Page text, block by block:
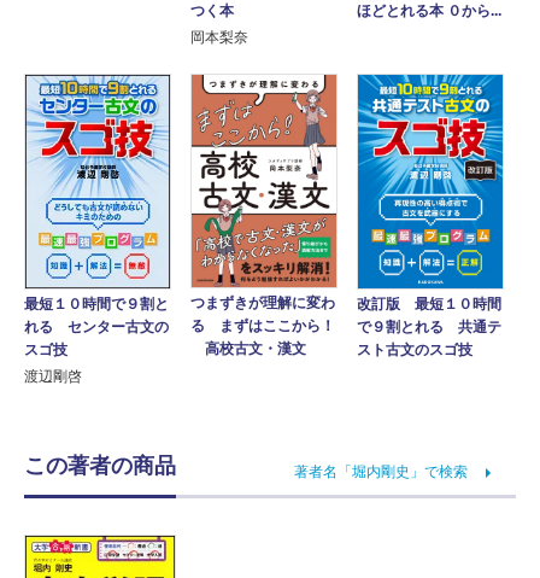
つく本
岡本梨奈
ほどとれる本 ０から...
最短１０時間で９割と
れる センター古文の
スゴ技
渡辺剛啓
つまずきが理解に変わ
る まずはここから！
高校古文・漢文
改訂版 最短１０時間
で９割とれる 共通テ
スト古文のスゴ技
この著者の商品 著者名「堀内剛史」で検索